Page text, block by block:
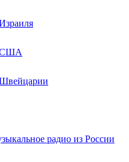
США
радио из России